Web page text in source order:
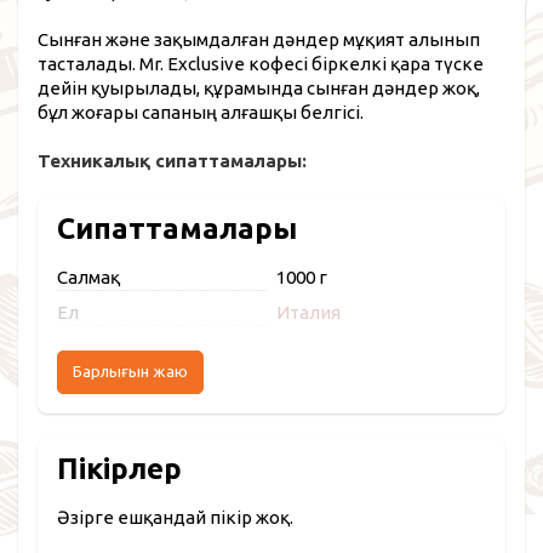
Сынған және зақымдалған дәндер мұқият алынып
тасталады. Mr. Exclusive кофесі біркелкі қара түске
дейін қуырылады, құрамында сынған дәндер жоқ,
бұл жоғары сапаның алғашқы белгісі.
Техникалық сипаттамалары:
Сипаттамалары
Салмақ
1000 г
Ел
Италия
Барлығын жаю
Пікірлер
Әзірге ешқандай пікір жоқ.